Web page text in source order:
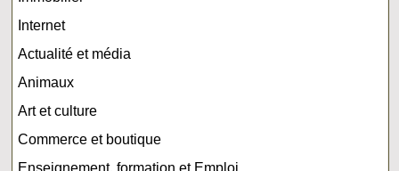
Internet
Actualité et média
Animaux
Art et culture
Commerce et boutique
Enseignement, formation et Emploi